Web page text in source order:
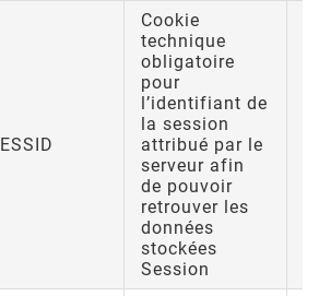
Cookie
technique
obligatoire
pour
l’identifiant de
la session
attribué par le
serveur afin
de pouvoir
retrouver les
données
stockées
Session